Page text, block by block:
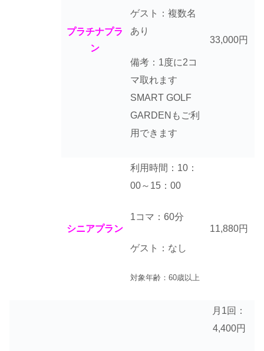
プラチナプラ
ン
ゲスト：複数名
あり
備考：1度に2コ
マ取れます
SMART GOLF
GARDENもご利
用できます
33,000円
シニアプラン
利用時間：10：
00～15：00
1コマ：60分
ゲスト：なし
対象年齢：60歳以上
11,880円
月1回：
4,400円